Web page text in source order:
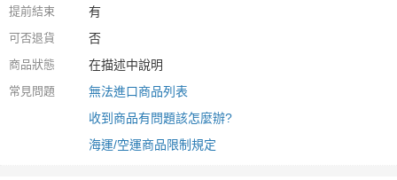
提前結束 有
可否退貨 否
商品狀態 在描述中說明
常見問題
無法進口商品列表
收到商品有問題該怎麼辦?
海運/空運商品限制規定